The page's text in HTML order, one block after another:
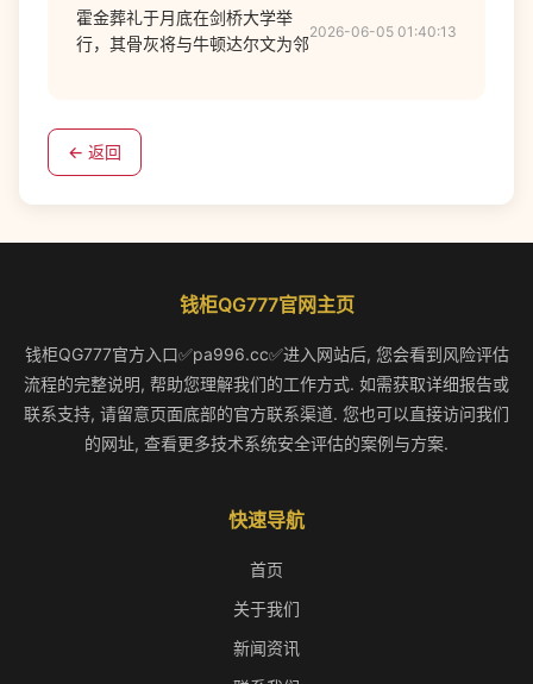
霍金葬礼于月底在剑桥大学举
行，其骨灰将与牛顿达尔文为邻
2026-06-05 01:40:13
← 返回
钱柜QG777官网主页
钱柜QG777官方入口✅pa996.cc✅进入网站后, 您会看到风险评估
流程的完整说明, 帮助您理解我们的工作方式. 如需获取详细报告或
联系支持, 请留意页面底部的官方联系渠道. 您也可以直接访问我们
的网址, 查看更多技术系统安全评估的案例与方案.
快速导航
首页
关于我们
新闻资讯